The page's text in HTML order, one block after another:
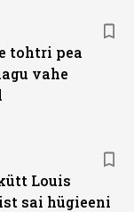
tohtri pea
vahe
Louis
sai hügieeni